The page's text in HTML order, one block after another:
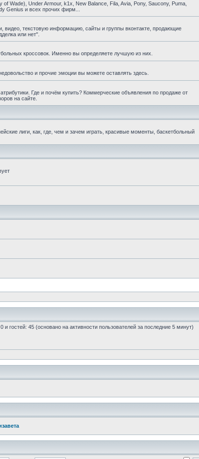
Wade), Under Armour, k1x, New Balance, Fila, Avia, Pony, Saucony, Puma,
Genius и всех прочих фирм...
текстовую информацию, сайты и группы вконтакте, продающие
или нет".
кроссовок. Именно вы определяете лучшую из них.
и прочие эмоции вы можете оставлять здесь.
Где и почём купить? Коммерческие объявления по продаже от
на сайте.
лиги, как, где, чем и зачем играть, красивые моменты, баскетбольный
и гостей: 45 (основано на активности пользователей за последние 5 минут)